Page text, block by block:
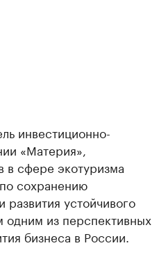
инвестиционно-
«Материя»,
в сфере экотуризма
сохранению
развития устойчивого
одним из перспективных
бизнеса в России.